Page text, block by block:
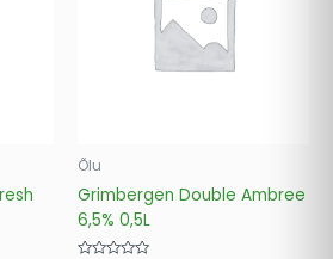
Õlu
Grimbergen Double Ambree
6,5% 0,5L